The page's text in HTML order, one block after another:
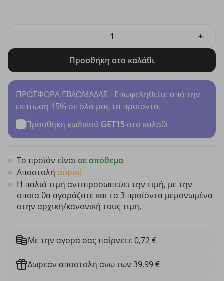
+
Προσθήκη στο καλάθι
ΠΡΟΣΦΟΡΑ ΕΒΔΟΜΑΔΑΣ - Επωφεληθείτε από την
έκπτωση 15% σε όλα μας τα προϊόντα.
Προσθήκη κωδικού GET15 στο καλάθι
Το προϊόν είναι σε απόθεμα
Αποστολή αύριο!
Η παλιά τιμή αντιπροσωπεύει την τιμή, με την
οποία θα αγοράζατε και τα 3 προϊόντα μεμονωμένα
στην αρχική/κανονική τους τιμή.
Με την αγορά σας παίρνετε 0,72 €
Δωρεάν αποστολή άνω των 39,99 €